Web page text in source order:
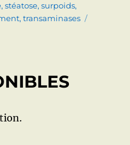
,stéatose,surpoids,
,transaminases